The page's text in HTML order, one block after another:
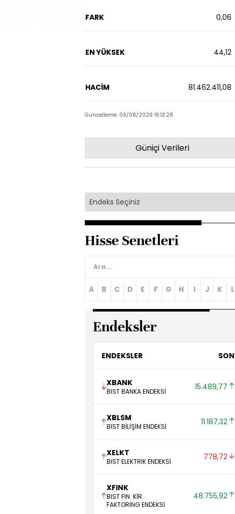
FARK 0,06
EN YÜKSEK 44,12
HACİM 81.462.411,08
Güncelleme: 09/08/2026 16:13:28
Güniçi Verileri
Hisse Senetleri
A B C D E F G H I J K L
Endeksler
ENDEKSLER SON
XBANK
BIST BANKA ENDEKSİ 15.489,77
XBLSM
BIST BİLİŞİM ENDEKSİ 11.187,32
XELKT
BIST ELEKTRİK ENDEKSİ 778,72
XFINK
BIST FIN. KİR.
FAKTORİNG ENDEKSİ
48.755,92